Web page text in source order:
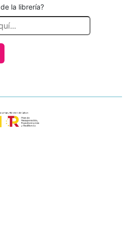
de la librería?